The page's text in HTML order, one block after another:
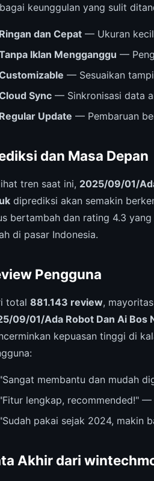
keunggulan yang sulit
Ringan dan Cepat — Ukuran
Iklan Mengganggu —
— Sesuaikan
Sync — Sinkronisasi data
Regular Update — Pembaruan
dan Masa Depan
tren saat ini, 2025/09/01/
diprediksi akan semakin
bertambah dan rating 4.3 yang
di pasar Indonesia.
Pengguna
total 881.143 review,
09/01/Ada Robot Dan Ai Bos
kepuasan tinggi di
"Sangat membantu dan mudah
"Fitur lengkap, recommended!" —
"Sudah pakai sejak 2024, makin
Akhir dari